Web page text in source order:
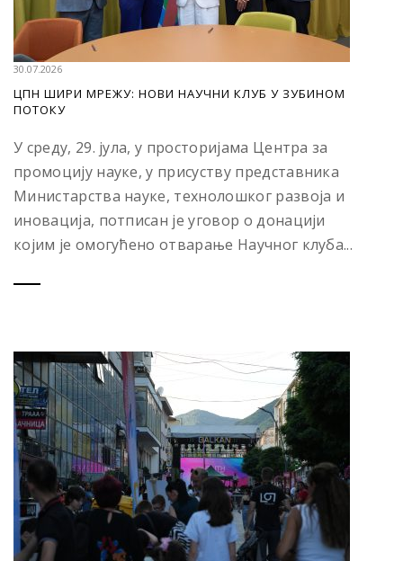
30.07.2026
ЦПН ШИРИ МРЕЖУ: НОВИ НАУЧНИ КЛУБ У ЗУБИНОМ
ПОТОКУ
У среду, 29. јула, у просторијама Центра за
промоцију науке, у присуству представника
Министарства науке, технолошког развоја и
иновација, потписан је уговор о донацији
којим је омогућено отварање Научног клуба...